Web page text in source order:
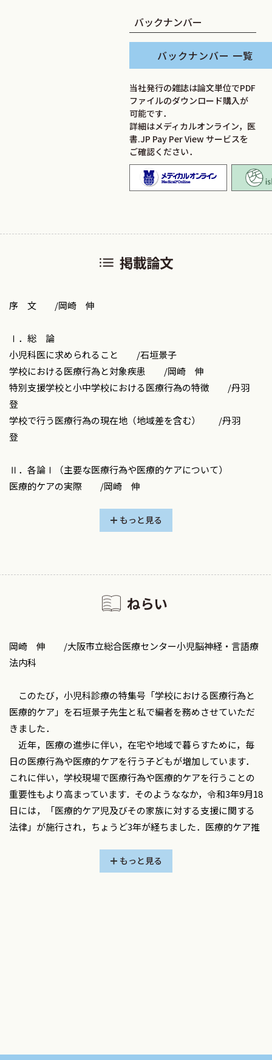
バックナンバー
バックナンバー 一覧
当社発行の雑誌は論文単位でPDF
ファイルのダウンロード購入が
可能です．
詳細はメディカルオンライン，医
書.JP Pay Per View サービスを
ご確認ください．
メディ
掲載論文
序 文 /岡崎 伸
Ⅰ．総 論
小児科医に求められること /石垣景子
学校における医療行為と対象疾患 /岡崎 伸
特別支援学校と小中学校における医療行為の特徴 /丹羽
登
学校で行う医療行為の現在地（地域差を含む） /丹羽
登
Ⅱ．各論Ⅰ（主要な医療行為や医療的ケアについて）
医療的ケアの実際 /岡崎 伸
アナフィラキシーへの対応（エピペン®使用を含む） /今
教員の立場から /能勢由美
養護教諭の立場から /飯野順子
育療連携の立場から /南 晃二
生徒であった筆者の経験から /濱谷美綺
家族の立場から /宮副和歩
小児科診療／第87巻（2024年）総目次
もっと見る
ねらい
岡崎 伸 /大阪市立総合医療センター小児脳神経・言語療
法内科
このたび，小児科診療の特集号「学校における医療行為と
医療的ケア」を石垣景子先生と私で編者を務めさせていただ
きました．
近年，医療の進歩に伴い，在宅や地域で暮らすために，毎
日の医療行為や医療的ケアを行う子どもが増加しています．
これに伴い，学校現場で医療行為や医療的ケアを行うことの
重要性もより高まっています．そのようななか，令和3年9月18
日には，「医療的ケア児及びその家族に対する支援に関する
法律」が施行され，ちょうど3年が経ちました．医療的ケア推
関係者，在宅医療関係者など多くの立場の方が，各地で日夜
努力してこられていると思います．また，小中学校や特別支
多くの子どもが学校に通えるようになると考えております．そ
もっと見る